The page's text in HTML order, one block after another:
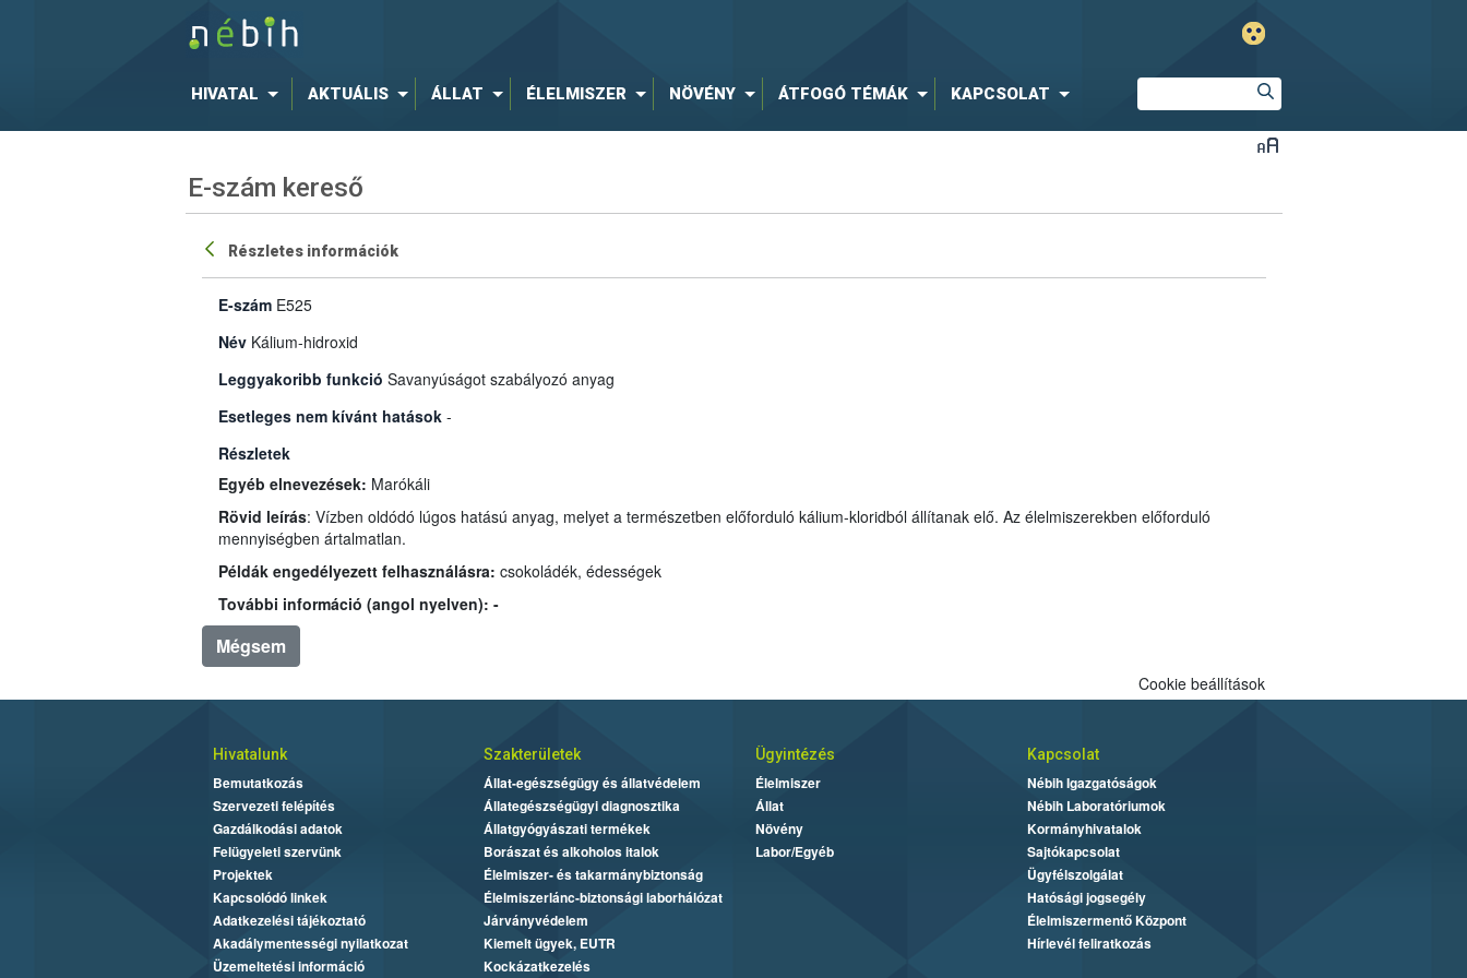
HIVATAL AKTUÁLIS ÁLLAT ÉLELMISZER NÖVÉNY ÁTFOGÓ TÉMÁK KAPCSOLAT
E-szám kereső
Részletes információk
E-szám E525
Név Kálium-hidroxid
Leggyakoribb funkció Savanyúságot szabályozó anyag
Esetleges nem kívánt hatások -
Részletek
Egyéb elnevezések: Marókáli
Rövid leírás: Vízben oldódó lúgos hatású anyag, melyet a természetben előforduló kálium-kloridból állítanak elő. Az élelmiszerekben előforduló
mennyiségben ártalmatlan.
Példák engedélyezett felhasználásra: csokoládék, édességek
További információ (angol nyelven): -
Mégsem
Cookie beállítások
Hivatalunk
Bemutatkozás
Szervezeti felépítés
Gazdálkodási adatok
Felügyeleti szervünk
Projektek
Kapcsolódó linkek
Adatkezelési tájékoztató
Akadálymentességi nyilatkozat
Üzemeltetési információ
Szakterületek
Állat-egészségügy és állatvédelem
Állategészségügyi diagnosztika
Állatgyógyászati termékek
Borászat és alkoholos italok
Élelmiszer- és takarmánybiztonság
Élelmiszerlánc-biztonsági laborhálózat
Járványvédelem
Kiemelt ügyek, EUTR
Kockázatkezelés
Ügyintézés
Élelmiszer
Állat
Növény
Labor/Egyéb
Kapcsolat
Nébih Igazgatóságok
Nébih Laboratóriumok
Kormányhivatalok
Sajtókapcsolat
Ügyfélszolgálat
Hatósági jogsegély
Élelmiszermentő Központ
Hírlevél feliratkozás